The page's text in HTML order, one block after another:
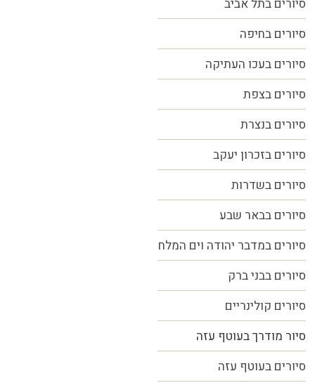
סיורים בתל אביב
סיורים בחיפה
סיורים בעכו העתיקה
סיורים בצפת
סיורים בנצרת
סיורים בזכרון יעקב
סיורים בשדרות
סיורים בבאר שבע
סיורים במדבר יהודה וים המלח
סיורים בבני ברק
סיורים קולינריים
סיור מודרך בעוטף עזה
סיורים בעוטף עזה